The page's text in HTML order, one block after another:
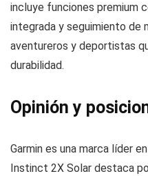
incluye funciones premium
integrada y seguimiento de
aventureros y deportistas
durabilidad.
Opinión y
Garmin es una marca líder
Instinct 2X Solar destaca